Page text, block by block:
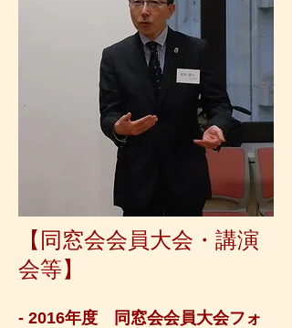
【同窓会会員大会・講演
会等】
- 2016年度 同窓会会員大会フォ